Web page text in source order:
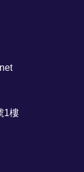
1樓